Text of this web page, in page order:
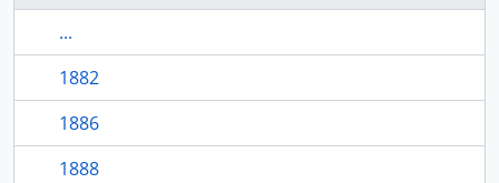
...
1882
1886
1888